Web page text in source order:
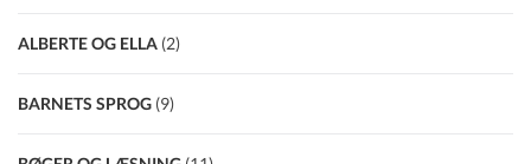
ALBERTE OG ELLA (2)
BARNETS SPROG (9)